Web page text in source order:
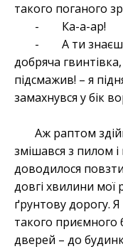
такого поганого
- Ка-а-ар!
- А ти знаєш,
добряча
підсмажив! – я
замахнувся у бік
Аж раптом
змішався з пилом і
доводилося
довгі хвилини
ґрунтову дорогу.
такого приємного
дверей – до